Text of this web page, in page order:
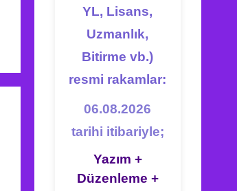
YL, Lisans,
Uzmanlık,
Bitirme vb.)
resmi rakamlar:
06.08.2026
tarihi itibariyle;
Yazım +
Düzenleme +